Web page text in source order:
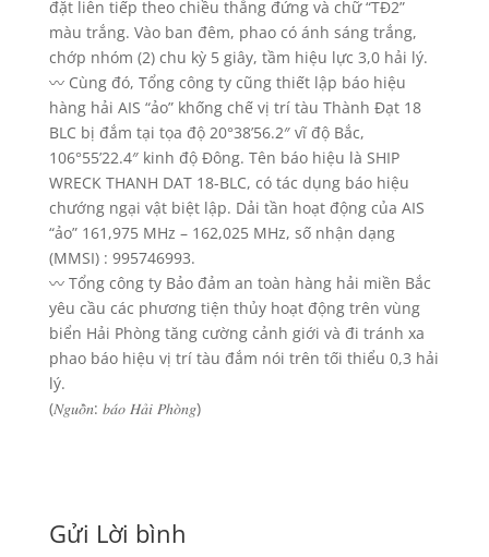
đặt liên tiếp theo chiều thẳng đứng và chữ “TĐ2”
màu trắng. Vào ban đêm, phao có ánh sáng trắng,
chớp nhóm (2) chu kỳ 5 giây, tầm hiệu lực 3,0 hải lý.
〰️ Cùng đó, Tổng công ty cũng thiết lập báo hiệu
hàng hải AIS “ảo” khống chế vị trí tàu Thành Đạt 18
BLC bị đắm tại tọa độ 20°38’56.2″ vĩ độ Bắc,
106°55’22.4″ kinh độ Đông. Tên báo hiệu là SHIP
WRECK THANH DAT 18-BLC, có tác dụng báo hiệu
chướng ngại vật biệt lập. Dải tần hoạt động của AIS
“ảo” 161,975 MHz – 162,025 MHz, số nhận dạng
(MMSI) : 995746993.
〰️ Tổng công ty Bảo đảm an toàn hàng hải miền Bắc
yêu cầu các phương tiện thủy hoạt động trên vùng
biển Hải Phòng tăng cường cảnh giới và đi tránh xa
phao báo hiệu vị trí tàu đắm nói trên tối thiểu 0,3 hải
lý.
(𝑁𝑔𝑢𝑜̂̀𝑛: 𝑏𝑎́𝑜 𝐻𝑎̉𝑖 𝑃ℎ𝑜̀𝑛𝑔)
Gửi Lời bình